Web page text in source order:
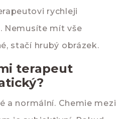
rychleji
Nemusíte mít vše
stačí hrubý obrázek.
terapeut
a normální. Chemie mezi